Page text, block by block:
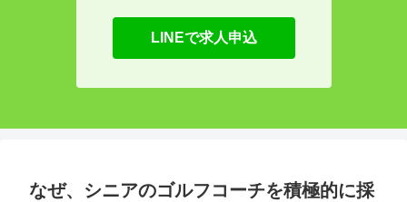
LINEで求人申込
なぜ、シニアのゴルフコーチを積極的に採